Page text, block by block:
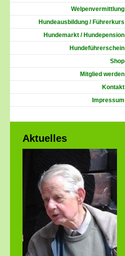
Welpenvermittlung
Hundeausbildung / Führerkurs
Hundemarkt / Hundepension
Hundeführerschein
Shop
Mitglied werden
Kontakt
Impressum
Aktuelles